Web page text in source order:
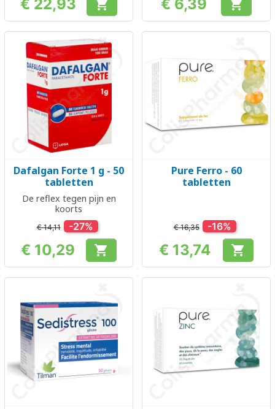
Prijs
€ 22,93  Prijs
€ 6,39 
Dafalgan Forte 1 g - 50
tabletten
De reflex tegen pijn en
koorts
€ 14,11 -27%
Prijs
€ 10,29 
Pure Ferro - 60
tabletten
€ 16,35 -16%
Prijs
€ 13,74 